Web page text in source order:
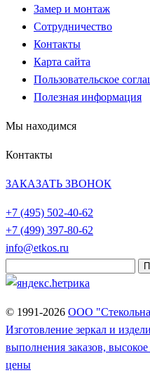
Замер и монтаж
Сотрудничество
Контакты
Карта сайта
Пользовательское
Полезная информация
Мы находимся
Контакты
ЗАКАЗАТЬ ЗВОНОК
+7 (495) 502-40-62
+7 (499) 397-80-62
info@etkos.ru
© 1991-2026 ООО
Изготовление зеркал и
выполнения заказов,
цены